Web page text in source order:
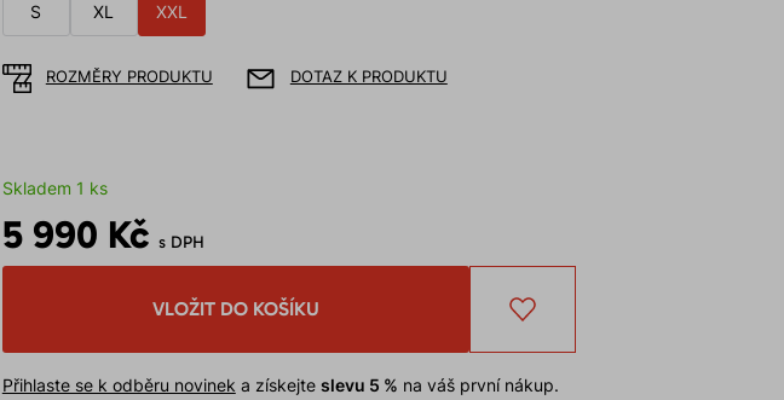
S XL XXL
ROZMĚRY PRODUKTU DOTAZ K PRODUKTU
Skladem 1 ks
5 990 Kč s DPH
VLOŽIT DO KOŠÍKU
Přihlaste se k odběru novinek a získejte slevu 5 % na váš první nákup.